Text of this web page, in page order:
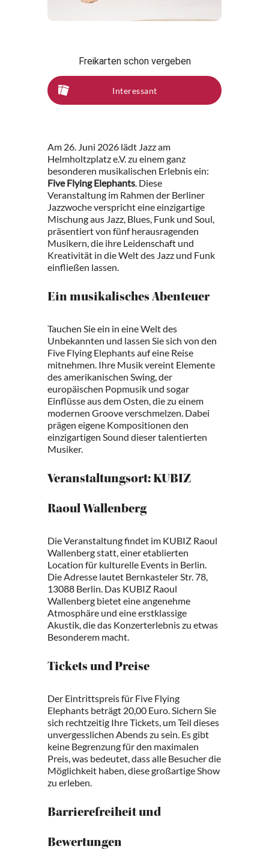
Freikarten schon vergeben
Interessant
Am 26. Juni 2026 lädt Jazz am
Helmholtzplatz e.V. zu einem ganz
besonderen musikalischen Erlebnis ein:
Five Flying Elephants. Diese
Veranstaltung im Rahmen der Berliner
Jazzwoche verspricht eine einzigartige
Mischung aus Jazz, Blues, Funk und Soul,
präsentiert von fünf herausragenden
Musikern, die ihre Leidenschaft und
Kreativität in die Welt des Jazz und Funk
einfließen lassen.
Ein musikalisches Abenteuer
Tauchen Sie ein in eine Welt des
Unbekannten und lassen Sie sich von den
Five Flying Elephants auf eine Reise
mitnehmen. Ihre Musik vereint Elemente
des amerikanischen Swing, der
europäischen Popmusik und sogar
Einflüsse aus dem Osten, die zu einem
modernen Groove verschmelzen. Dabei
prägen eigene Kompositionen den
einzigartigen Sound dieser talentierten
Musiker.
Veranstaltungsort: KUBIZ
Raoul Wallenberg
Die Veranstaltung findet im KUBIZ Raoul
Wallenberg statt, einer etablierten
Location für kulturelle Events in Berlin.
Die Adresse lautet Bernkasteler Str. 78,
13088 Berlin. Das KUBIZ Raoul
Wallenberg bietet eine angenehme
Atmosphäre und eine erstklassige
Akustik, die das Konzerterlebnis zu etwas
Besonderem macht.
Tickets und Preise
Der Eintrittspreis für Five Flying
Elephants beträgt 20,00 Euro. Sichern Sie
sich rechtzeitig Ihre Tickets, um Teil dieses
unvergesslichen Abends zu sein. Es gibt
keine Begrenzung für den maximalen
Preis, was bedeutet, dass alle Besucher die
Möglichkeit haben, diese großartige Show
zu erleben.
Barrierefreiheit und
Bewertungen